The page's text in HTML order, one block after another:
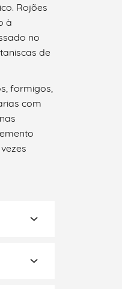
Rojões
à
no
de
formigos,
com